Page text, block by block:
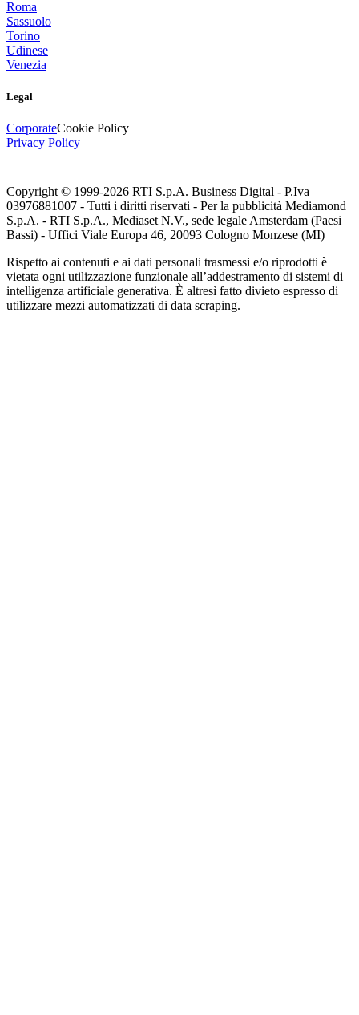
Roma
Sassuolo
Torino
Udinese
Venezia
Legal
CorporateCookie Policy
Privacy Policy
Copyright © 1999-2026 RTI S.p.A. Business Digital - P.Iva
03976881007 - Tutti i diritti riservati - Per la pubblicità Mediamond
S.p.A. - RTI S.p.A., Mediaset N.V., sede legale Amsterdam (Paesi
Bassi) - Uffici Viale Europa 46, 20093 Cologno Monzese (MI)
Rispetto ai contenuti e ai dati personali trasmessi e/o riprodotti è
vietata ogni utilizzazione funzionale all’addestramento di sistemi di
intelligenza artificiale generativa. È altresì fatto divieto espresso di
utilizzare mezzi automatizzati di data scraping.